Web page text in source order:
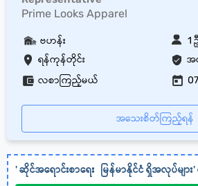
Prime Looks Apparel
ရန်ကုန်တိုင်း အ
ဗဟန်း 1
လစာကြည့်မယ်
အသေးစိတ်ကြည့်ရန်
'ဆိုင်အရောင်းစာရေး မြန်မာနိုင်ငံရှိအလုပ်မျာ